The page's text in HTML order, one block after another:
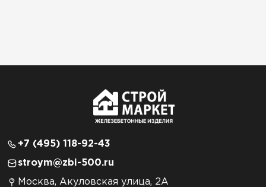
+7 (495) 118-92-43
stroym@zbi-500.ru
Москва, Акуловская улица, 2А